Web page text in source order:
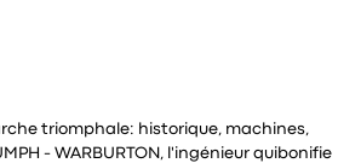
triomphale: historique, machines,
- WARBURTON, l'ingénieur quibonifie